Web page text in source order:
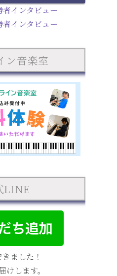
者インタビュー
者インタビュー
ン音楽室
LINE
ました！
けします。